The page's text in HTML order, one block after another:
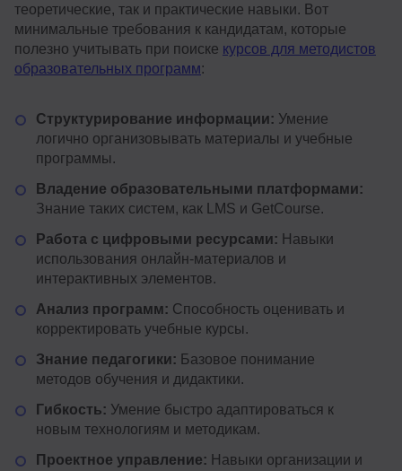
теоретические, так и практические навыки. Вот
минимальные требования к кандидатам, которые
полезно учитывать при поиске курсов для методистов
образовательных программ:
Структурирование информации: Умение
логично организовывать материалы и учебные
программы.
Владение образовательными платформами:
Знание таких систем, как LMS и GetCourse.
Работа с цифровыми ресурсами: Навыки
использования онлайн-материалов и
интерактивных элементов.
Анализ программ: Способность оценивать и
корректировать учебные курсы.
Знание педагогики: Базовое понимание
методов обучения и дидактики.
Гибкость: Умение быстро адаптироваться к
новым технологиям и методикам.
Проектное управление: Навыки организации и